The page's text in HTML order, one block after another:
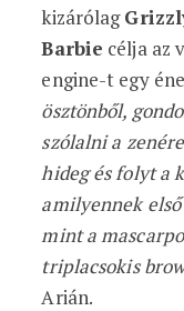
kizárólag
Barbie célja az
engine-t egy
ösztönből,
szólalni a
hideg és folyt a
amilyennek
mint a
triplacsokis
Arián.